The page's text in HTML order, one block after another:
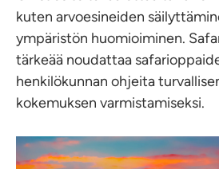
kuten arvoesineiden
ympäristön huomioiminen.
tärkeää noudattaa
henkilökunnan ohjeita
kokemuksen varmistamiseksi.